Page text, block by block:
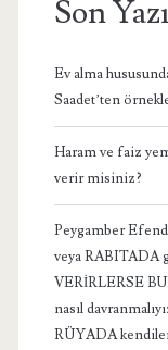
Son
Ev alma
Saadet’ten
Haram ve faiz
verir misiniz?
Peygamber
veya RABITADA
VERİRLERSE
nasıl
RÜYADA